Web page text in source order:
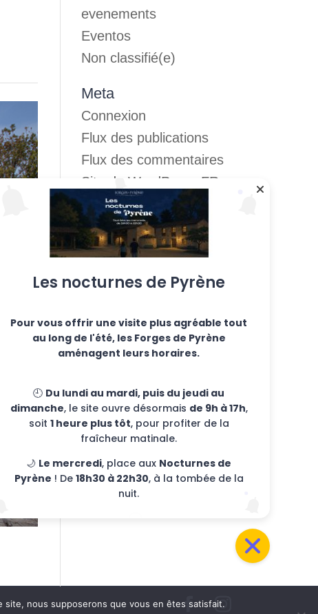
evenements
Eventos
Non classifié(e)
Meta
Connexion
Flux des publications
Flux des commentaires
Site de WordPress-FR
Les nocturnes de Pyrène
Pour vous offrir une visite plus agréable tout
au long de l'été, les Forges de Pyrène
aménagent leurs horaires.
🕘 Du lundi au mardi, puis du jeudi au
dimanche, le site ouvre désormais de 9h à 17h,
soit 1 heure plus tôt, pour profiter de la
fraîcheur matinale.
🌙 Le mercredi, place aux Nocturnes de
Pyrène ! De 18h30 à 22h30, à la tombée de la
nuit.
nous supposerons que vous en êtes satisfait.